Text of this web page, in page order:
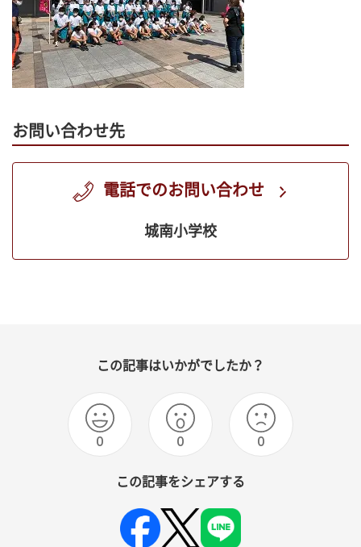
お問い合わせ先
電話でのお問い合わせ
城南小学校
この記事はいかがでしたか？
0 0 0
この記事をシェアする